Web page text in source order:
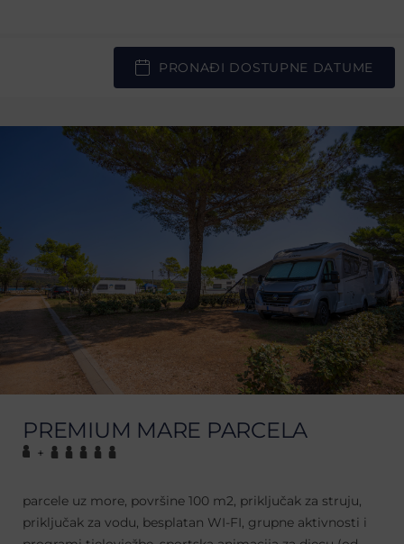
PRONAĐI DOSTUPNE DATUME
PREMIUM MARE PARCELA
+
parcele uz more, površine 100 m2, priključak za struju,
priključak za vodu, besplatan WI-FI, grupne aktivnosti i